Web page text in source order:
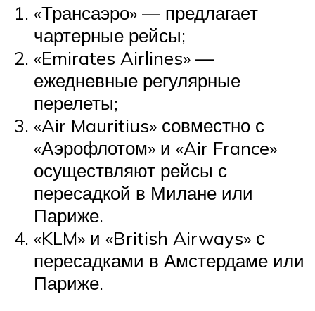
«Трансаэро» — предлагает
чартерные рейсы;
«Emirates Airlines» —
ежедневные регулярные
перелеты;
«Air Mauritius» совместно с
«Аэрофлотом» и «Air France»
осуществляют рейсы с
пересадкой в Милане или
Париже.
«KLM» и «British Airways» с
пересадками в Амстердаме или
Париже.